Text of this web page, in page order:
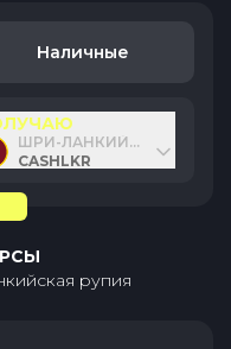
Наличные
ШРИ-ЛАНКИЙСКАЯ РУПИЯ
CASHLKR
рупия